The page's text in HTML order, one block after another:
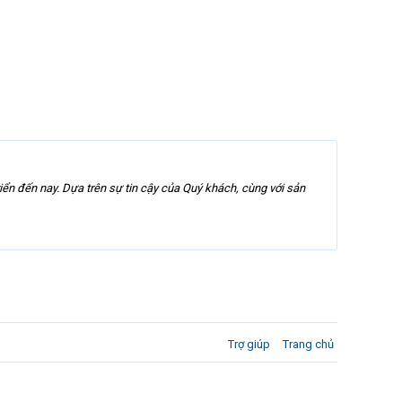
đến nay. Dựa trên sự tin cậy của Quý khách, cùng với sản
Trợ giúp Trang chủ